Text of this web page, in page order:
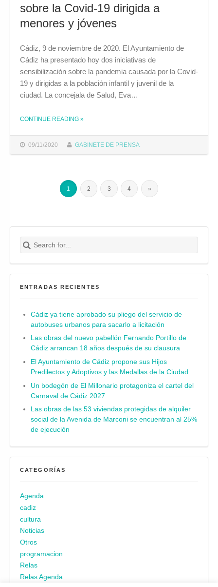
sobre la Covid-19 dirigida a
menores y jóvenes
09/11/2020 GABINETE DE PRENSA
Cádiz, 9 de noviembre de 2020. El Ayuntamiento de
Cádiz ha presentado hoy dos iniciativas de
sensibilización sobre la pandemia causada por la Covid-
19 y dirigidas a la población infantil y juvenil de la
ciudad. La concejala de Salud, Eva…
CONTINUE READING THE "EL AYUNTAMIENTO PONE EN MARCHA DOS INICIATIVAS DE SENSIBILIZACIÓN SOBRE LA COVID-19 DIRIGIDA A MENORES Y JÓVENES"
»
1 2 3 4 »
Search for:
Buscar
ENTRADAS RECIENTES
Cádiz ya tiene aprobado su pliego del servicio de
autobuses urbanos para sacarlo a licitación
Las obras del nuevo pabellón Fernando Portillo de
Cádiz arrancan 18 años después de su clausura
El Ayuntamiento de Cádiz propone sus Hijos
Predilectos y Adoptivos y las Medallas de la Ciudad
Un bodegón de El Millonario protagoniza el cartel del
Carnaval de Cádiz 2027
Las obras de las 53 viviendas protegidas de alquiler
social de la Avenida de Marconi se encuentran al 25%
de ejecución
CATEGORÍAS
Agenda
cadiz
cultura
Noticias
Otros
programacion
Relas
Relas Agenda